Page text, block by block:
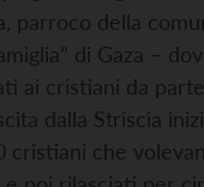
parroco della
di Gaza –
ai cristiani da
dalla Striscia
cristiani che